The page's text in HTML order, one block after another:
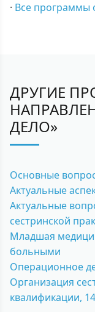
· Все программы
ДРУГИЕ
ДЕЛО»
Основные
Актуальные
Актуальные
сестринской
Младшая
больными
Операционное
Организация
квалификации,